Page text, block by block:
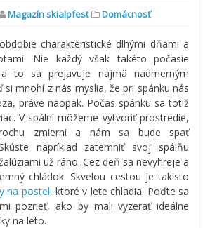
Magazín skialpfest Domácnosť
charakteristické dlhými dňami a
Nie každý však takéto počasie
to sa prejavuje najmä nadmerným
si mnohí z nás myslia, že pri spánku nás
práve naopak. Počas spánku sa totiž
V spálni môžeme vytvoriť prostredie,
zmierni a nám sa bude spať
napríklad zatemniť svoj spálňu
už ráno. Cez deň sa nevyhreje a
chládok. Skvelou cestou je takisto
na postel, ktoré v lete chladia. Poďte sa
pozrieť, ako by mali vyzerať ideálne
na leto.